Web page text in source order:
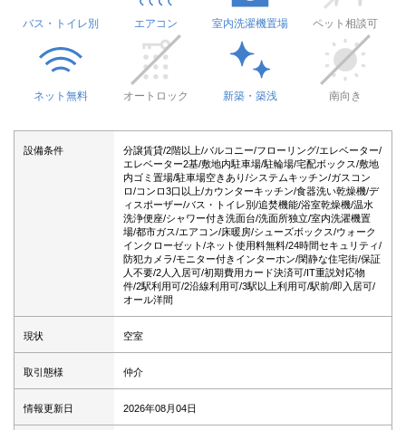
バス・トイレ別 エアコン 室内洗濯機置場 ペット相談可
ネット無料 オートロック 新築・築浅 南向き
設備条件
分譲賃貸/2階以上/バルコニー/フローリング/エレベーター/
エレベーター2基/敷地内駐車場/駐輪場/宅配ボックス/敷地
内ゴミ置場/駐車場空きあり/システムキッチン/ガスコン
ロ/コンロ3口以上/カウンターキッチン/食器洗い乾燥機/デ
ィスポーザー/バス・トイレ別/追焚機能/浴室乾燥機/温水
洗浄便座/シャワー付き洗面台/洗面所独立/室内洗濯機置
場/都市ガス/エアコン/床暖房/シューズボックス/ウォーク
インクローゼット/ネット使用料無料/24時間セキュリティ/
防犯カメラ/モニター付きインターホン/閑静な住宅街/保証
人不要/2人入居可/初期費用カード決済可/IT重説対応物
件/2駅利用可/2沿線利用可/3駅以上利用可/駅前/即入居可/
オール洋間
現状 空室
取引態様 仲介
情報更新日 2026年08月04日